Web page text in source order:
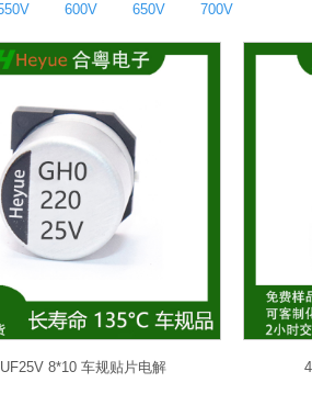
600V 650V 700V
8*10 车规贴片电解